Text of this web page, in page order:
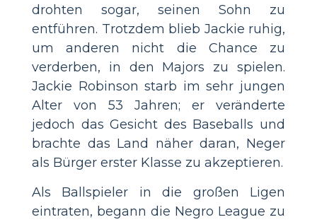
drohten sogar, seinen Sohn zu
entführen. Trotzdem blieb Jackie ruhig,
um anderen nicht die Chance zu
verderben, in den Majors zu spielen.
Jackie Robinson starb im sehr jungen
Alter von 53 Jahren; er veränderte
jedoch das Gesicht des Baseballs und
brachte das Land näher daran, Neger
als Bürger erster Klasse zu akzeptieren.
Als Ballspieler in die großen Ligen
eintraten, begann die Negro League zu